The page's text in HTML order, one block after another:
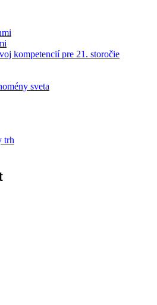
kompetencií pre 21. storočie
sveta
trh